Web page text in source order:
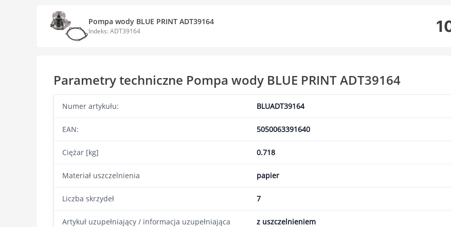
Pompa wody BLUE PRINT ADT39164
Indeks: ADT39164
Parametry techniczne Pompa wody BLUE PRINT ADT39164
Numer artykułu: BLUADT39164
EAN: 5050063391640
Ciężar [kg] 0.718
Materiał uszczelnienia papier
Liczba skrzydeł 7
Artykuł uzupełniający / informacja uzupełniająca z uszczelnieniem